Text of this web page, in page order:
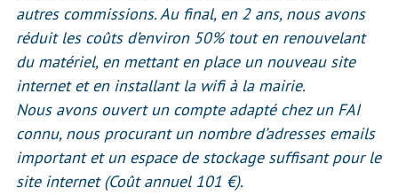
autres commissions. Au final, en 2 ans, nous avons
réduit les coûts d’environ 50% tout en renouvelant
du matériel, en mettant en place un nouveau site
internet et en installant la wifi à la mairie.
Nous avons ouvert un compte adapté chez un FAI
connu, nous procurant un nombre d’adresses emails
important et un espace de stockage suffisant pour le
site internet (Coût annuel 101 €).